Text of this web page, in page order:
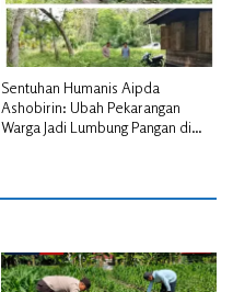
Sentuhan Humanis Aipda
Ashobirin: Ubah Pekarangan
Warga Jadi Lumbung Pangan di